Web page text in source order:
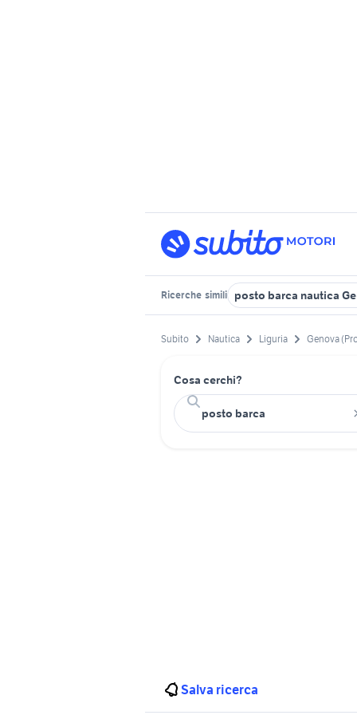
Ricerche simili posto barca nautica
Subito Nautica Liguria Genova
Cosa cerchi?
Salva ricerca